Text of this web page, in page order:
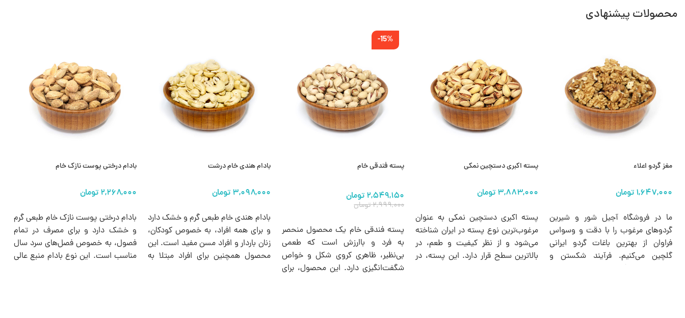
محصولات پیشنهادی
مغز گردو اعلاء
ما در فروشگاه آجیل شور و شیرین
گردوهای مرغوب را با دقت و وسواس
فراوان از بهترین باغات گردو ایرانی
گلچین می‌کنیم. فرآیند شکستن و
پسته اکبری دستچین نمکی
پسته اکبری دستچین نمکی به عنوان
مرغوب‌ترین نوع پسته در ایران شناخته
می‌شود و از نظر کیفیت و طعم، در
بالاترین سطح قرار دارد. این پسته، در
-15%
پسته فندقی خام
۲,۹۹۹,۰۰۰تومان
۲,۵۴۹,۱۵۰ تومان
پسته فندقی خام یک محصول منحصر
به فرد و باارزش است که طعمی
بی‌نظیر، ظاهری کروی شکل و خواص
شگفت‌انگیزی دارد. این محصول، برای
بادام هندی خام درشت
بادام هندی خام طبعی گرم و خشک دارد
و برای همه افراد، به خصوص کودکان،
زنان باردار و افراد مسن مفید است. این
محصول همچنین برای افراد مبتلا به
بادام درختی پوست نازک خام
بادام درختی پوست نازک خام طبعی گرم
و خشک دارد و برای مصرف در تمام
فصول، به خصوص فصل‌های سرد سال
مناسب است. این نوع بادام‌ منبع عالی